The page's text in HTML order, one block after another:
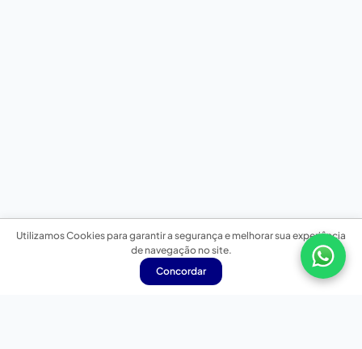
Utilizamos Cookies para garantir a segurança e melhorar sua experiência
de navegação no site.
Concordar